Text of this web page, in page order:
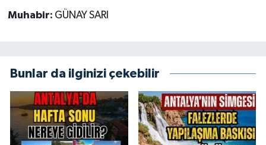
Muhabir: GÜNAY SARI
Bunlar da ilginizi çekebilir